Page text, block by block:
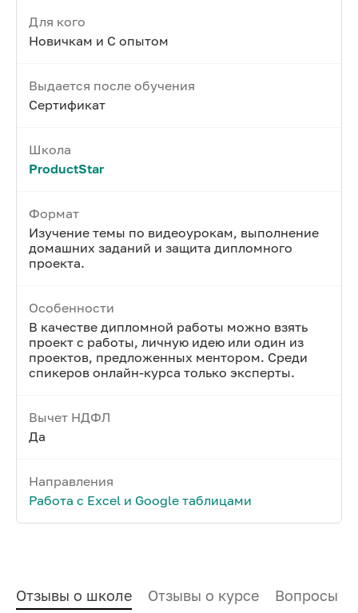
Для кого
Новичкам и С опытом
Выдается после обучения
Сертификат
Школа
ProductStar
Формат
Изучение темы по видеоурокам, выполнение
домашних заданий и защита дипломного
проекта.
Особенности
В качестве дипломной работы можно взять
проект с работы, личную идею или один из
проектов, предложенных ментором. Среди
спикеров онлайн-курса только эксперты.
Вычет НДФЛ
Да
Направления
Работа с Excel и Google таблицами
Отзывы о школе Отзывы о курсе Вопросы и